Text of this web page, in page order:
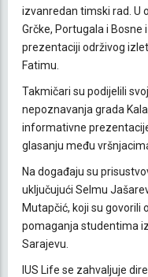
izvanredan timski rad. U
Grčke, Portugala i Bosne
prezentaciji održivog
Fatimu.
Takmičari su podijelili
nepoznavanja grada
informativne
glasanju među
Na događaju su
uključujući Selmu
Mutapčić, koji su govorili
pomaganja studentima
Sarajevu.
IUS Life se zahvaljuje